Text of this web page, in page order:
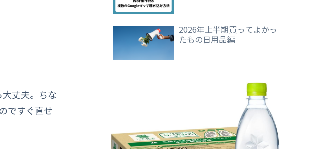
丈夫。ちな
ですぐ直せ
2026年上半期買ってよかっ
たもの日用品編